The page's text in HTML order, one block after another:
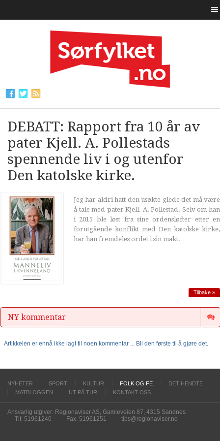
DEBATT: Rapport fra 10 år av
pater Kjell. A. Pollestads
spennende liv i og utenfor
Den katolske kirke.
Jeg har aldri hatt den usøkte glede det må være
å tale med pater Kjell. A. Pollestad. Selv om han
i 2015 ble løst fra sine ordensløfter etter en
forutgående konflikt med Den katolske kirke,
har han fremdeles ordet i sin makt.
Tilbake »
NY kommentar
Artikkelen er ennå ikke lagt til noen kommentar ... Bli den første til å gjøre det.
NYHETER SPORT KULTUR FOLK OG FE
DET HENDTE
MATBLOGGEN
UT PÅ TUR KONTAKT OSS
Ansvarlig utgiver: Regionaviser AS, Gamleveien 87, 4315 Sandnes
Tlf. 51961240
Fax. 51961251 tips@regionaviser.no